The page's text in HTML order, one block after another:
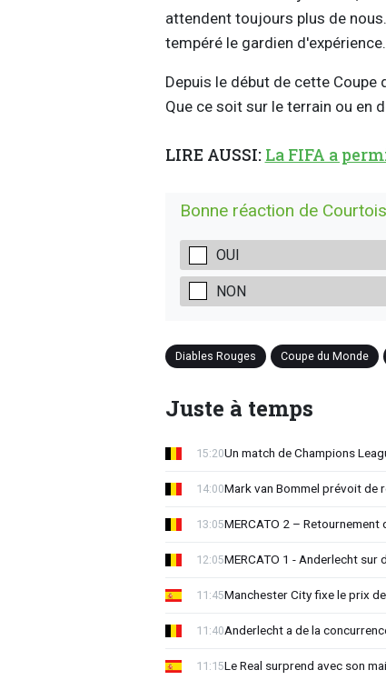
attendent toujours plus de
tempéré le gardien d'expérience.
Depuis le début de cette
Que ce soit sur le terrain ou en
LIRE AUSSI: La FIFA a
Bonne réaction de
OUI
NON
Diables Rouges Coupe du Monde
Juste à temps
Un match de Champions
15:20
Mark van Bommel prévoit de
14:00
MERCATO 2 –
13:05
MERCATO 1 - Anderlecht sur
12:05
Manchester City fixe le prix
11:45
Anderlecht a de la
11:40
Le Real surprend avec son
11:15